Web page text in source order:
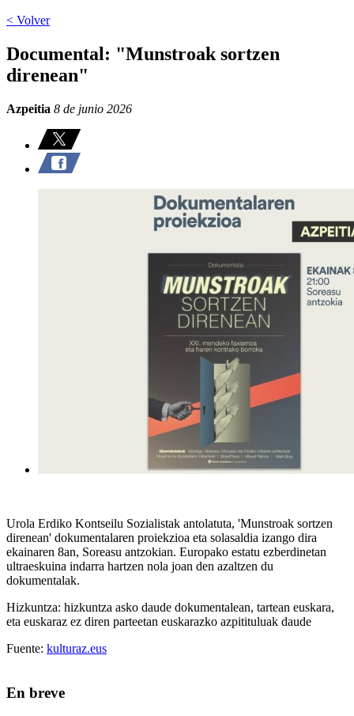
< Volver
Documental: "Munstroak sortzen
direnean"
Azpeitia 8 de junio 2026
Urola Erdiko Kontseilu Sozialistak antolatuta, 'Munstroak sortzen
direnean' dokumentalaren proiekzioa eta solasaldia izango dira
ekainaren 8an, Soreasu antzokian. Europako estatu ezberdinetan
ultraeskuina indarra hartzen nola joan den azaltzen du
dokumentalak.
Hizkuntza: hizkuntza asko daude dokumentalean, tartean euskara,
eta euskaraz ez diren parteetan euskarazko azpitituluak daude
Fuente: kulturaz.eus
En breve